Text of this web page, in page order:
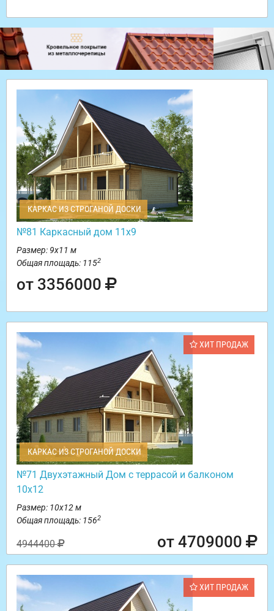
КАРКАС ИЗ СТРОГАНОЙ ДОСКИ
№81 Каркасный дом 11х9
Размер: 9х11 м
Общая площадь: 1152
от 3356000
ХИТ ПРОДАЖ
КАРКАС ИЗ СТРОГАНОЙ ДОСКИ
№71 Двухэтажный Дом с террасой и балконом
10х12
Размер: 10х12 м
Общая площадь: 1562
4944400 от 4709000
ХИТ ПРОДАЖ